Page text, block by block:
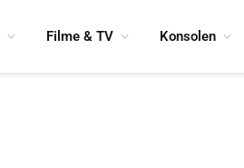
Filme & TV Konsolen